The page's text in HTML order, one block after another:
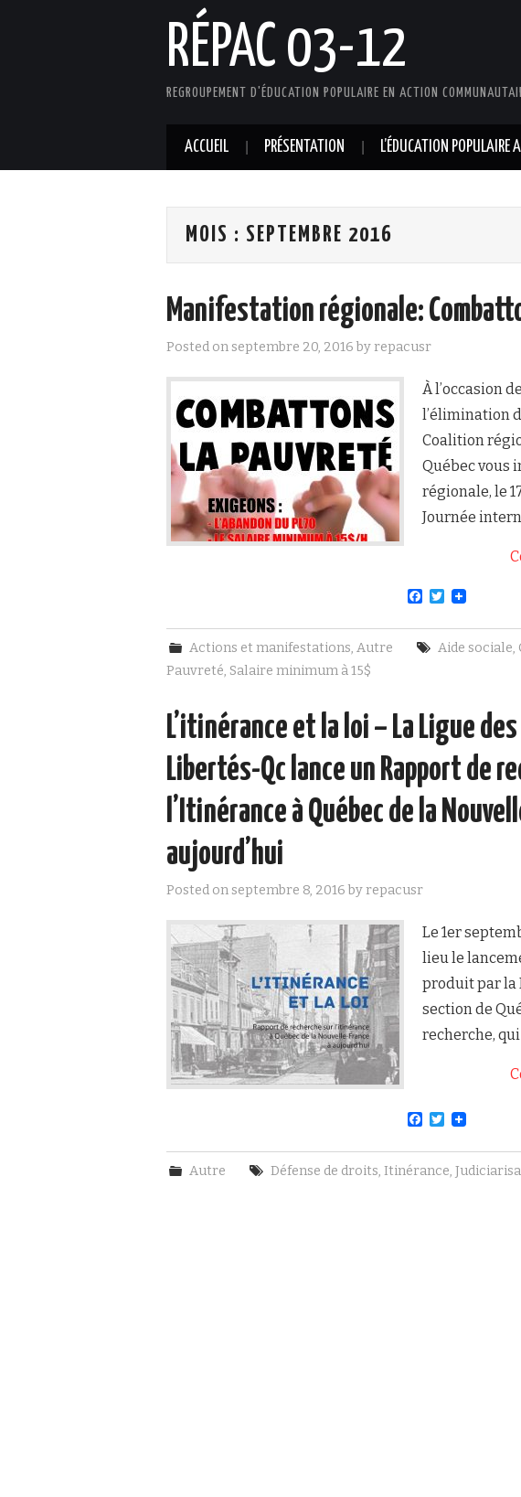
RÉPAC 03-12
REGROUPEMENT D'ÉDUCATION POPULAIRE EN ACTION
ACCUEIL PRÉSENTATION L’ÉDUCATION POPULAIRE
MOIS : SEPTEMBRE 2016
Manifestation régionale:
Posted on septembre 20, 2016 byrepacusr
À l’occasion
l’élimination
Coalition
Québec vous
régionale, le
Journée
F
c
e
b
T
i
t
t
Actions et manifestations,Autre Aide sociale,
Pauvreté, Salaire minimum à 15$
L’itinérance et la loi – La Ligue
Libertés-Qc lance un Rapport de
l’Itinérance à Québec de la
aujourd’hui
Posted on septembre 8, 2016 byrepacusr
Le 1er
lieu le
produit par la
section de
recherche,
F
c
b
T
i
t
Autre Défense de droits, Itinérance,